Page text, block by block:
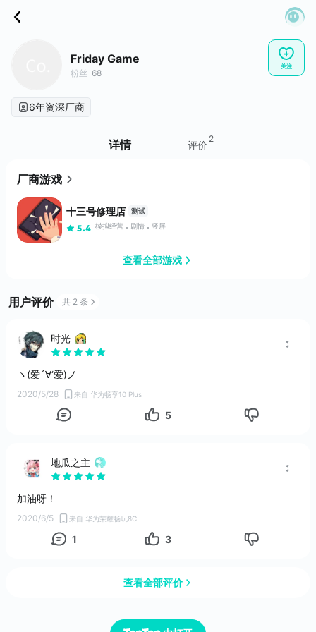
Friday Game
粉丝 68
关注
6年资深厂商
详情 评价
2
厂商游戏
十三号修理店 测试
5.4 模拟经营 剧情 竖屏
查看全部游戏
用户评价 共 2 条
时光
ヽ(爱´∀‘爱)ノ
2020/5/28 来自 华为畅享10 Plus
5
地瓜之主
加油呀！
2020/6/5 来自 华为荣耀畅玩8C
1 3
查看全部评价